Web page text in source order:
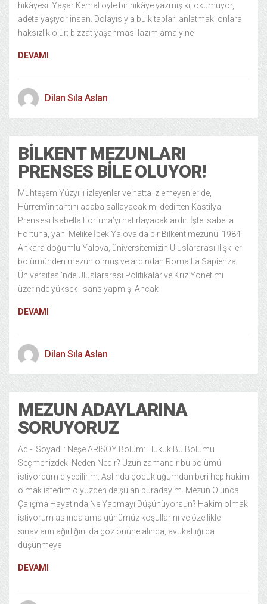
hikâyesi. Yaşar Kemal öyle bir hikâye yazmış ki; okumuyor,
adeta yaşıyor insan. Dolayısıyla bu kitapları anlatmak, onlara
haksızlık olur; bizzat yaşanması lazım ama yine
DEVAMI
Dilan Sıla Aslan
BILKENT MEZUNLARI
PRENSES BILE OLUYOR!
Muhteşem Yüzyıl’ı izleyenler ve hatta izlemeyenler de,
Hürrem’in tahtını acaba sallayacak mı dedirten Kastilya
Prensesi Isabella Fortuna’yı hatırlayacaklardır. İşte Isabella
Fortuna, yani Melike İpek Yalova da bir Bilkent mezunu! 1984
Ankara doğumlu Yalova, üniversitemizin Uluslararası İlişkiler
bölümünden mezun olmuş ve ardından Roma La Sapienza
Üniversitesi’nde Uluslararası Politikalar ve Kriz Yönetimi
üzerinde yüksek lisans yapmış. Ancak
DEVAMI
Dilan Sıla Aslan
MEZUN ADAYLARINA
SORUYORUZ
Adı- Soyadı : Neşe ARISOY Bölüm: Hukuk Bu Bölümü
Seçmenizdeki Neden Nedir? Uzun zamandır bu bölümü
istiyordum diyebilirim. Aslında çocukluğumdan beri hep hakim
olmak istedim o yüzden de şu an buradayım. Mezun Olunca
Çalışma Hayatında Ne Yapmayı Düşünüyorsun? Hakim olmak
istiyorum aslında ama günümüz koşullarını ve özellikle
sınavların ağırlığını da göz önüne alınca, avukatlığı da
düşünmeye
DEVAMI